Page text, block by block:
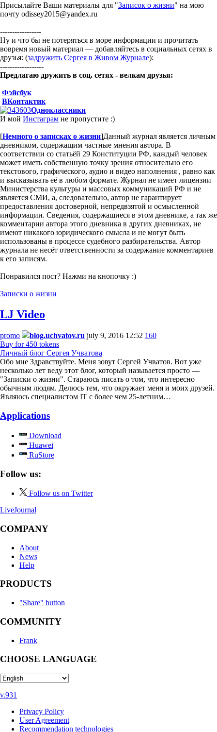
Присылайте Ваши материалы для "Записок о жизни" на мою
почту odissey2015@yandex.ru
-----------------
Ну и что бы не потеряться в море информации и прочитать
вовремя новый материал — добавляйтесь в социальных сетях в
друзья: (задружить Сергея в Живом Журнале):
------------------
Предлагаю дружить в соц. сетях - велкам друзья:
Фэйсбук
ВКонтактик
Одноклассники
И мой Инстаграм не пропустите :)
[Немного о записках о жизни]Данный журнал является личным
дневником, содержащим частные мнения автора. В
соответствии со статьёй 29 Конституции РФ, каждый человек
может иметь собственную точку зрения относительно его
текстового, графического, аудио и видео наполнения , равно как
и высказывать её в любом формате. Журнал не имеет лицензии
Министерства культуры и массовых коммуникаций РФ и не
является СМИ, а, следовательно, автор не гарантирует
предоставления достоверной, непредвзятой и осмысленной
информации. Сведения, содержащиеся в этом дневнике, а так же
комментарии автора этого дневника в других дневниках, не
имеют никакого юридического смысла и не могут быть
использованы в процессе судебного разбирательства. Автор
журнала не несёт ответственности за содержание комментариев
к его записям.
Понравился пост? Нажми на кнопочку :)
Записки о жизни
LJ Video
promo blog.uchvatov.ru july 9, 2016 12:52 160
Buy for 450 tokens
Личный блог Сергея Учватова
Обо мне Здравствуйте. Меня зовут Сергей Учватов. Вот уже
несколько лет веду этот блог, который называется просто —
"Записки о жизни". Стараюсь писать о том, что интересно
обычным людям. Делюсь тем, что окружает меня и моих друзей.
Являюсь специалистом IT с более чем 25-летним…
Applications
Download
Huawei
RuStore
Follow us:
Follow us on Twitter
LiveJournal
COMPANY
About
News
Help
PRODUCTS
"Share" button
COMMUNITY
Frank
CHOOSE LANGUAGE
v.931
Privacy Policy
User Agreement
Recommendation technologies